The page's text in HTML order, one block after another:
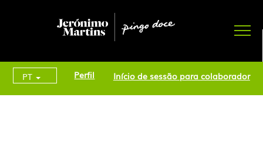
PT Perfil Início de sessão para colaborador